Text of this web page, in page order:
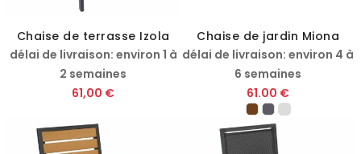
Chaise de terrasse Izola
délai de livraison: environ 1 à
2 semaines
61,00 €
Chaise de jardin Miona
délai de livraison: environ 4 à
6 semaines
61.00 €